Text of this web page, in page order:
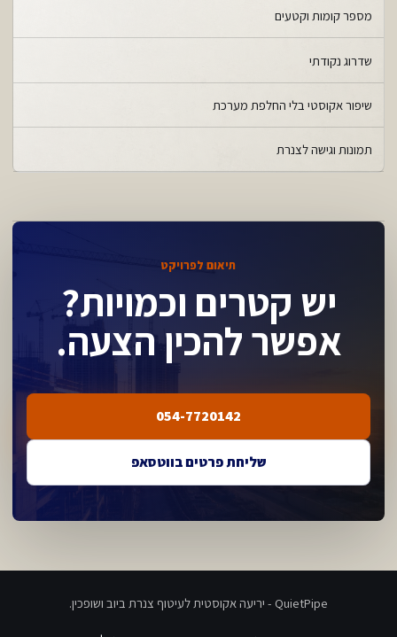
מספר קומות וקטעים
שדרוג נקודתי
שיפור אקוסטי בלי החלפת מערכת
תמונות וגישה לצנרת
תיאום לפרויקט
יש קטרים וכמויות?
אפשר להכין הצעה.
054-7720142
שליחת פרטים בווטסאפ
QuietPipe - יריעה אקוסטית לעיטוף צנרת ביוב ושופכין.